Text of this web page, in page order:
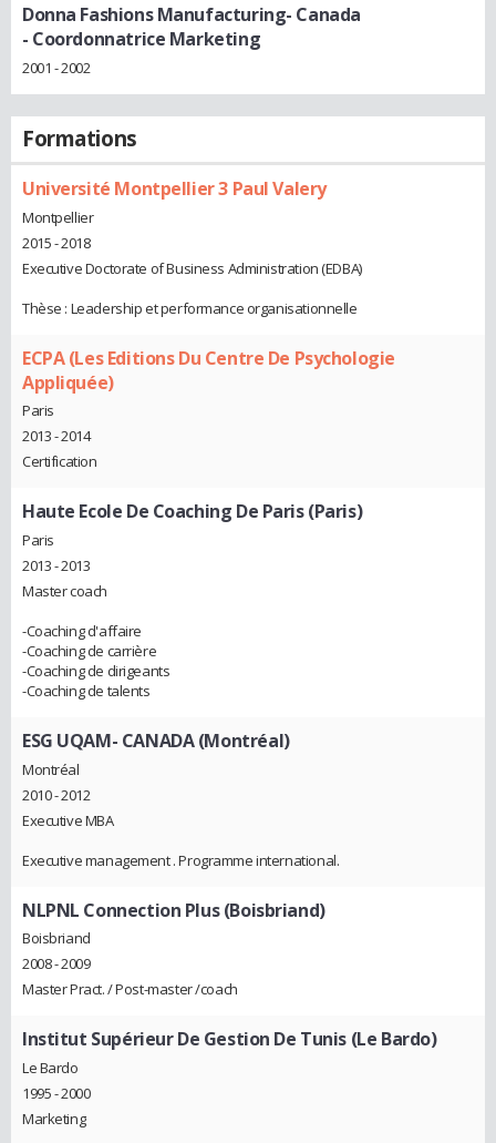
Donna Fashions Manufacturing- Canada
- Coordonnatrice Marketing
2001 - 2002
Formations
Université Montpellier 3 Paul Valery
Montpellier
2015 - 2018
Executive Doctorate of Business Administration (EDBA)
Thèse : Leadership et performance organisationnelle
ECPA (Les Editions Du Centre De Psychologie
Appliquée)
Paris
2013 - 2014
Certification
Haute Ecole De Coaching De Paris (Paris)
Paris
2013 - 2013
Master coach
-Coaching d'affaire
-Coaching de carrière
-Coaching de dirigeants
-Coaching de talents
ESG UQAM- CANADA (Montréal)
Montréal
2010 - 2012
Executive MBA
Executive management . Programme international.
NLPNL Connection Plus (Boisbriand)
Boisbriand
2008 - 2009
Master Pract. / Post-master /coach
Institut Supérieur De Gestion De Tunis (Le Bardo)
Le Bardo
1995 - 2000
Marketing